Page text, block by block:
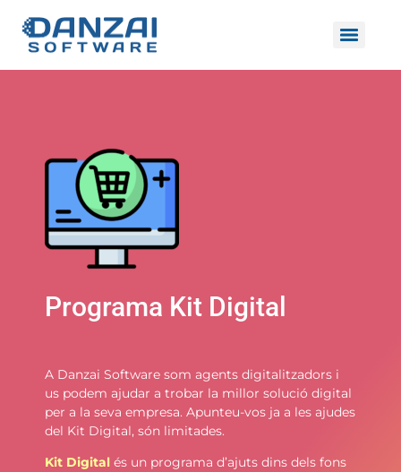
Programa Kit Digital
A Danzai Software som agents digitalitzadors i
us podem ajudar a trobar la millor solució digital
per a la seva empresa. Apunteu-vos ja a les ajudes
del Kit Digital, són limitades.
Kit Digital és un programa d’ajuts dins dels fons